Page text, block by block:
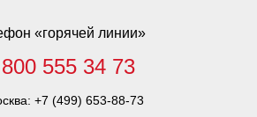
«горячей линии»
555 34 73
+7 (499) 653-88-73